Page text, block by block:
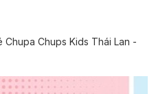
Chupa Chups Kids Thái Lan -